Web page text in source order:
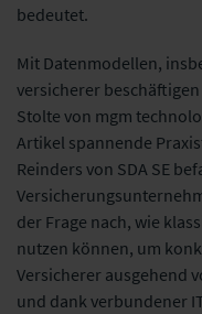
bedeutet.
Mit Datenmodellen,
versicherer
Stolte von mgm
Artikel spannende
Reinders von SDA SE
der Frage nach, wie
nutzen können, um
Versicherer ausgehend
und dank verbundener